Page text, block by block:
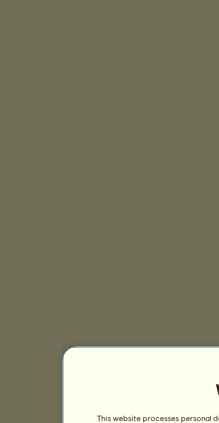
This website processes personal